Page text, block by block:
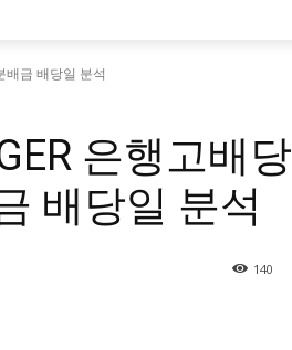
배금 배당일 분석
은행고배당
배당일 분석
140